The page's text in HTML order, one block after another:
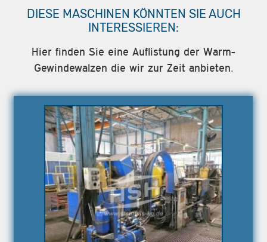
DIESE MASCHINEN KÖNNTEN SIE AUCH
INTERESSIEREN:
Hier finden Sie eine Auflistung der Warm-
Gewindewalzen die wir zur Zeit anbieten.